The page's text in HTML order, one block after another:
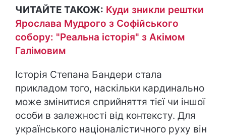
ЧИТАЙТЕ ТАКОЖ: Куди зникли рештки
Ярослава Мудрого з Софійського
собору: "Реальна історія" з Акімом
Галімовим
Історія Степана Бандери стала
прикладом того, наскільки кардинально
може змінитися сприйняття тієї чи іншої
особи в залежності від контексту. Для
українського націоналістичного руху він